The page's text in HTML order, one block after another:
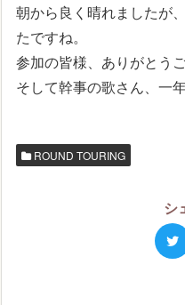
朝から良く晴れましたが
たですね。
参加の皆様、ありがとう
そして幹事の歌さん、一
ROUND TOURING
シ